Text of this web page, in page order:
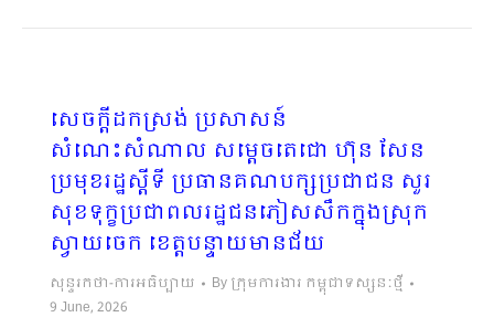
សេចក្តីដកស្រង់ ប្រសាសន៍
សំណេះសំណាល សម្តេចតេជោ ហ៊ុន សែន
ប្រមុខរដ្ឋស្តីទី ប្រធានគណបក្សប្រជាជន សួរ
សុខទុក្ខប្រជាពលរដ្ឋជនភៀសសឹកក្នុងស្រុក
ស្វាយចេក ខេត្តបន្ទាយមានជ័យ
សុន្ទរកថា-ការអធិប្បាយ By ក្រុមការងារ កម្ពុជាទស្សនៈថ្មី
9 June, 2026